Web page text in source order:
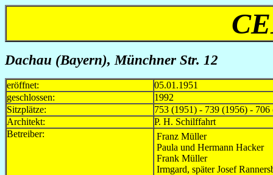
Dachau (Bayern), Münchner Str. 12
eröffnet:
05.01.1951
geschlossen:
1992
Sitzplätze:
753 (1951) - 739 (1956) -
Architekt:
P. H. Schilffahrt
Betreiber:
Franz Müller
Paula und Hermann Hacker
Frank Müller
Irmgard, später Josef